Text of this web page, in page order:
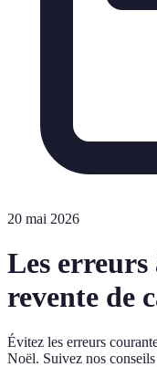
20 mai 2026
Les
revente de
Évitez les erreurs
Noël. Suivez nos